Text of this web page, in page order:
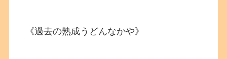
《過去の熟成うどんなかや》